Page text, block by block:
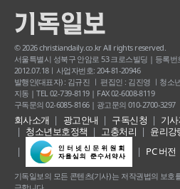
© 2026 christiandaily.co.kr All rights reserved.
서울특별시 성북구 안암로 53 크로스빌딩 | 등록번
2012.07.18ㅣ사업자번호: 204-81-20946
발행인(대표자) : 김규진 ㅣ 편집인 : 김진영 ㅣ청
지동 | TEL 02-739-8119 | FAX 02-6008-8119
구독문의 02-6085-8166 | 광고문의 010-2700-3297
회사소개 광고안내 구독신청 기
청소년보호정책
고충처리
윤리강
PC 버전
기독일보의 모든 콘텐츠(기사) 는 저작권법의 보